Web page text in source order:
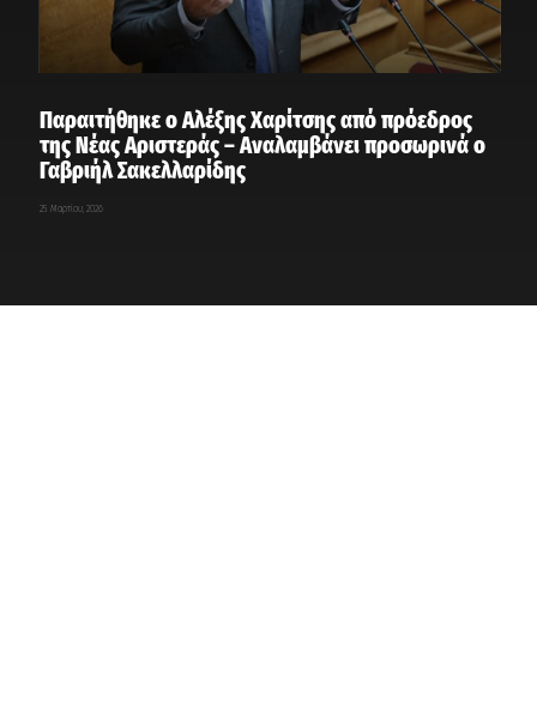
Παραιτήθηκε ο Αλέξης Χαρίτσης από πρόεδρος
της Νέας Αριστεράς – Αναλαμβάνει προσωρινά ο
Γαβριήλ Σακελλαρίδης
25 Μαρτίου, 2026